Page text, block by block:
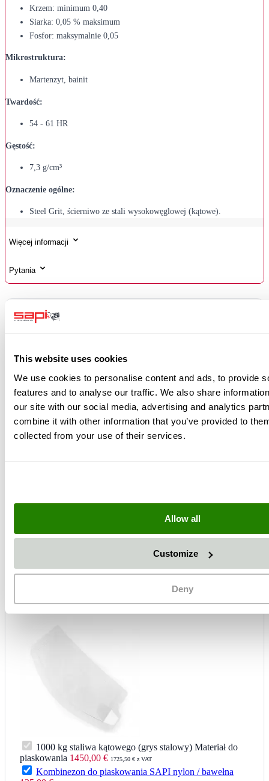
This website uses cookies
We use cookies to personalise content and ads, to provide
features and to analyse our traffic. We also share
our site with our social media, advertising and analytics
combine it with other information that you’ve provided to
collected from your use of their services.
Allow all
Customize
Deny
Krzem: minimum 0,40
Siarka: 0,05 % maksimum
Fosfor: maksymalnie 0,05
Mikrostruktura:
Martenzyt, bainit
Twardość:
54 - 61 HR
Gęstość:
7,3 g/cm³
Oznaczenie ogólne:
Steel Grit, ścierniwo ze stali wysokowęglowej (kątowe).
Więcej informacji
Pytania
1000 kg staliwa kątowego (grys stalowy) Materiał do
piaskowania 1450,00 € 1725,50 € z VAT
Kombinezon do piaskowania SAPI nylon / bawełna